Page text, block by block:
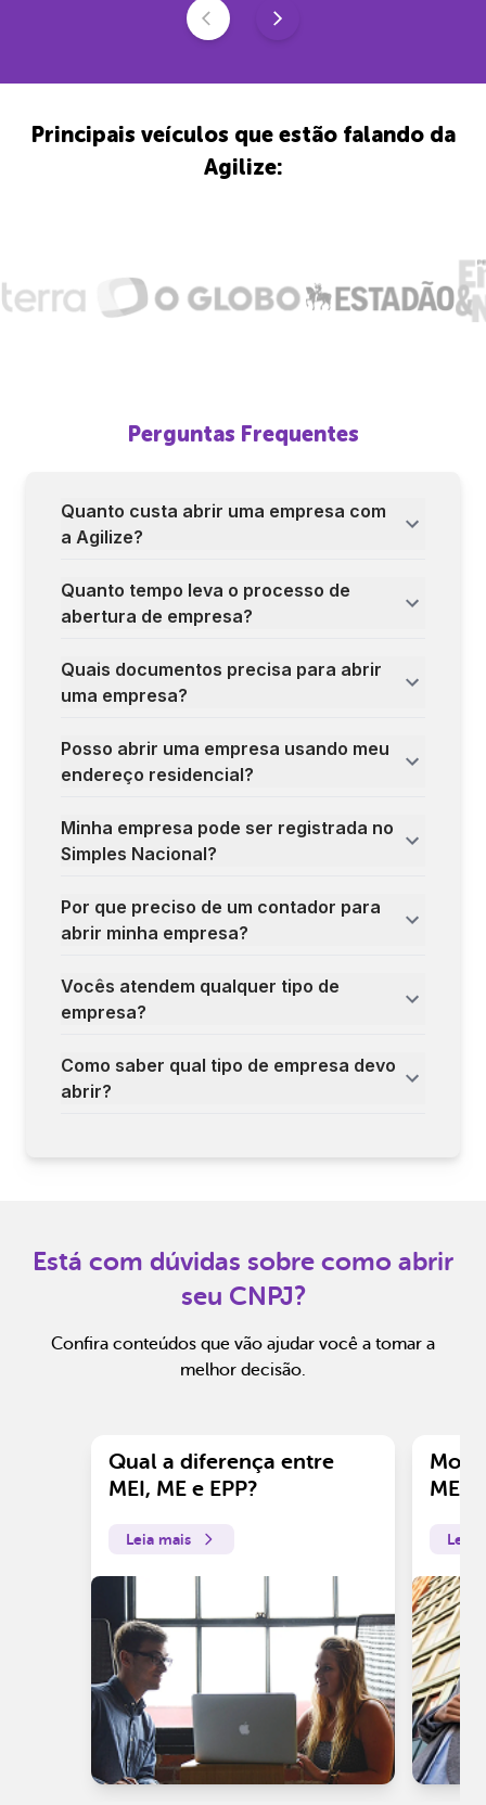
Principais veículos que estão falando da
Agilize:
Perguntas Frequentes
Quanto custa abrir uma empresa com
a Agilize?
Quanto tempo leva o processo de
abertura de empresa?
Quais documentos precisa para abrir
uma empresa?
Posso abrir uma empresa usando meu
endereço residencial?
Minha empresa pode ser registrada no
Simples Nacional?
Por que preciso de um contador para
abrir minha empresa?
Vocês atendem qualquer tipo de
empresa?
Como saber qual tipo de empresa devo
abrir?
Está com dúvidas sobre como abrir
seu CNPJ?
Confira conteúdos que vão ajudar você a tomar a
melhor decisão.
Qual a diferença entre
MEI, ME e EPP?
Leia mais
ME?
Leia